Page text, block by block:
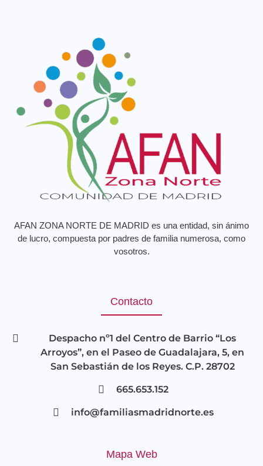
AFAN ZONA NORTE DE MADRID es una entidad, sin ánimo
de lucro, compuesta por padres de familia numerosa, como
vosotros.
Contacto
Despacho nº1 del Centro de Barrio “Los
Arroyos”, en el Paseo de Guadalajara, 5, en
San Sebastián de los Reyes. C.P. 28702
665.653.152
info@familiasmadridnorte.es
Mapa Web